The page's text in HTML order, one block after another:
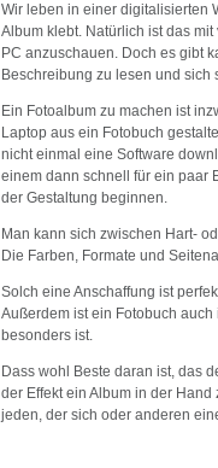
Wir leben in einer digitalisierten
Album klebt. Natürlich ist das
PC anzuschauen. Doch es gibt
Beschreibung zu lesen und
Ein Fotoalbum zu machen ist
Laptop aus ein Fotobuch
nicht einmal eine Software
einem dann schnell für ein paar
der Gestaltung beginnen.
Man kann sich zwischen Hart-
Die Farben, Formate und
Solch eine Anschaffung ist
Außerdem ist ein Fotobuch
besonders ist.
Dass wohl Beste daran ist, das
der Effekt ein Album in der
jeden, der sich oder anderen